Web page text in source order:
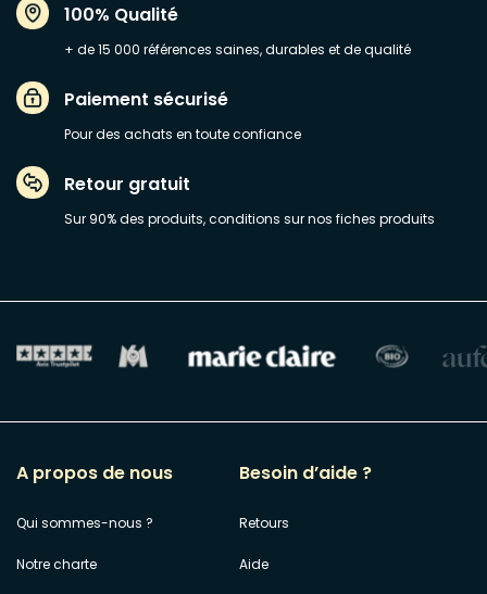
100% Qualité
+ de 15 000 références saines, durables et de qualité
Paiement sécurisé
Pour des achats en toute confiance
Retour gratuit
Sur 90% des produits, conditions sur nos fiches produits
A propos de nous
Qui sommes-nous ?
Notre charte
Besoin d’aide ?
Retours
Aide